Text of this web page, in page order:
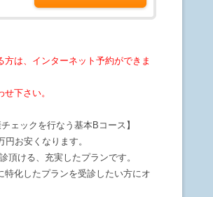
は、インターネット予約ができま
下さい。
ェックを行なう基本Bコース】
お安くなります。
ける、充実したプランです。
化したプランを受診したい方にオ